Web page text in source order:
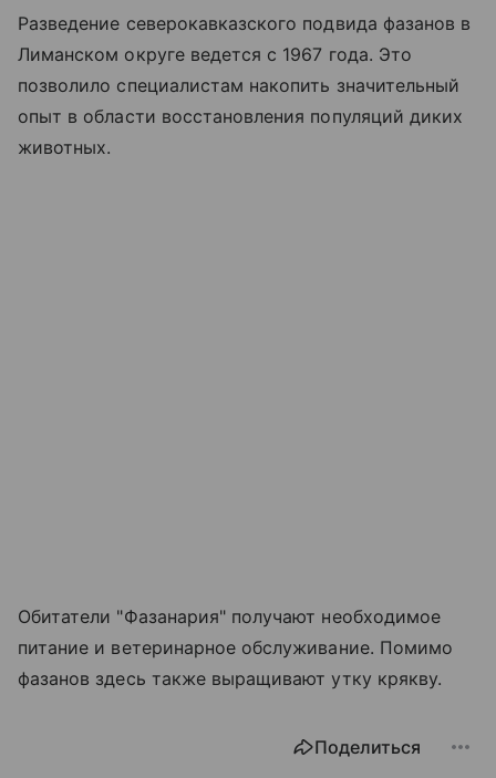
Разведение северокавказского подвида фазанов в
Лиманском округе ведется с 1967 года. Это
позволило специалистам накопить значительный
опыт в области восстановления популяций диких
животных.
Обитатели "Фазанария" получают необходимое
питание и ветеринарное обслуживание. Помимо
фазанов здесь также выращивают утку крякву.
Поделиться